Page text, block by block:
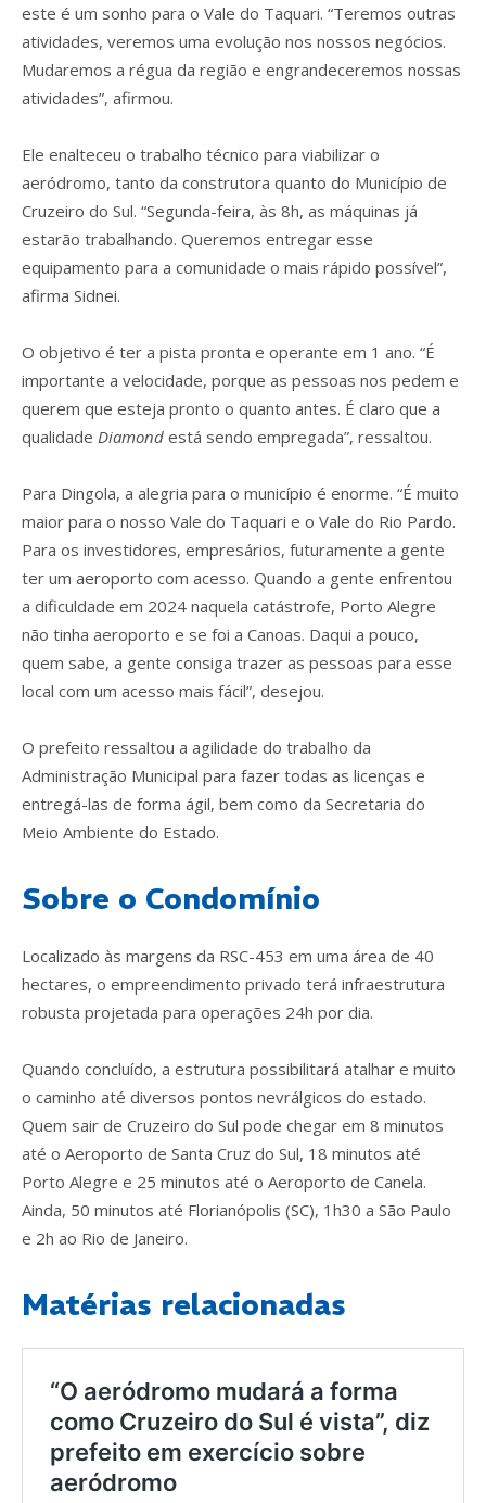
este é um sonho para o Vale do Taquari. “Teremos outras
atividades, veremos uma evolução nos nossos negócios.
Mudaremos a régua da região e engrandeceremos nossas
atividades”, afirmou.
Ele enalteceu o trabalho técnico para viabilizar o
aeródromo, tanto da construtora quanto do Município de
Cruzeiro do Sul. “Segunda-feira, às 8h, as máquinas já
estarão trabalhando. Queremos entregar esse
equipamento para a comunidade o mais rápido possível”,
afirma Sidnei.
O objetivo é ter a pista pronta e operante em 1 ano. “É
importante a velocidade, porque as pessoas nos pedem e
querem que esteja pronto o quanto antes. É claro que a
qualidade Diamond está sendo empregada”, ressaltou.
Para Dingola, a alegria para o município é enorme. “É muito
maior para o nosso Vale do Taquari e o Vale do Rio Pardo.
Para os investidores, empresários, futuramente a gente
ter um aeroporto com acesso. Quando a gente enfrentou
a dificuldade em 2024 naquela catástrofe, Porto Alegre
não tinha aeroporto e se foi a Canoas. Daqui a pouco,
quem sabe, a gente consiga trazer as pessoas para esse
local com um acesso mais fácil”, desejou.
O prefeito ressaltou a agilidade do trabalho da
Administração Municipal para fazer todas as licenças e
entregá-las de forma ágil, bem como da Secretaria do
Meio Ambiente do Estado.
Sobre o Condomínio
Localizado às margens da RSC-453 em uma área de 40
hectares, o empreendimento privado terá infraestrutura
robusta projetada para operações 24h por dia.
Quando concluído, a estrutura possibilitará atalhar e muito
o caminho até diversos pontos nevrálgicos do estado.
Quem sair de Cruzeiro do Sul pode chegar em 8 minutos
até o Aeroporto de Santa Cruz do Sul, 18 minutos até
Porto Alegre e 25 minutos até o Aeroporto de Canela.
Ainda, 50 minutos até Florianópolis (SC), 1h30 a São Paulo
e 2h ao Rio de Janeiro.
Matérias relacionadas